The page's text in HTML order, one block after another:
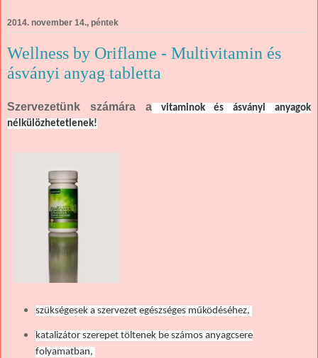
2014. november 14., péntek
Wellness by Oriflame - Multivitamin és
ásványi anyag tabletta
Szervezetünk számára avitaminok és ásványi anyagok
nélkülözhetetlenek!
szükségesek a szervezet egészséges működéséhez,
katalizátor szerepet töltenek be számos anyagcsere
folyamatban,